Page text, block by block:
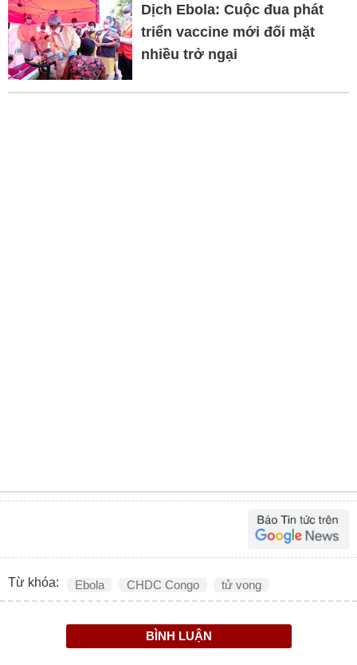
Dịch Ebola: Cuộc đua phát
triển vaccine mới đối mặt
nhiều trở ngại
Từ khóa: Ebola CHDC Congo tử vong
BÌNH LUẬN